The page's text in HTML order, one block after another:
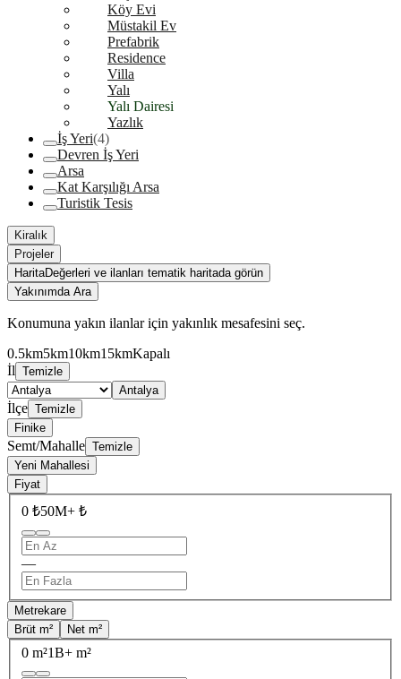
Köy Evi
Müstakil Ev
Prefabrik
Residence
Villa
Yalı
Yalı Dairesi
Yazlık
İş Yeri(4)
Devren İş Yeri
Arsa
Kat Karşılığı Arsa
Turistik Tesis
Kiralık
Projeler
HaritaDeğerleri ve ilanları tematik haritada görün
Yakınımda Ara
Konumuna yakın ilanlar için yakınlık mesafesini seç.
0.5km5km10km15kmKapalı
İl Temizle
Antalya
İlçe Temizle
Finike
Semt/Mahalle Temizle
Yeni Mahallesi
Fiyat
0 ₺50M+ ₺
—
Metrekare
Brüt m²
Net m²
0 m²1B+ m²